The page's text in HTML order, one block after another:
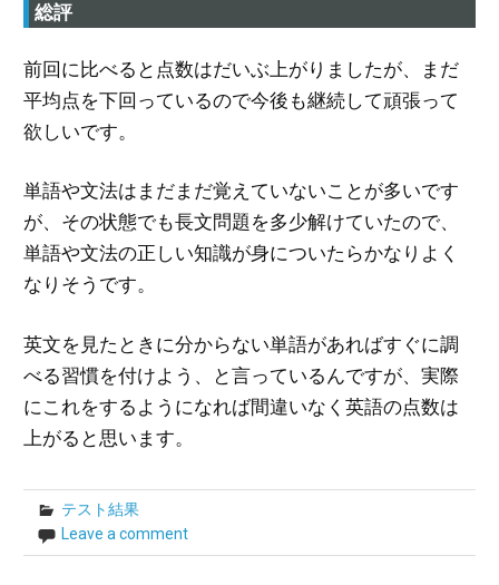
総評
前回に比べると点数はだいぶ上がりましたが、まだ
平均点を下回っているので今後も継続して頑張って
欲しいです。
単語や文法はまだまだ覚えていないことが多いです
が、その状態でも長文問題を多少解けていたので、
単語や文法の正しい知識が身についたらかなりよく
なりそうです。
英文を見たときに分からない単語があればすぐに調
べる習慣を付けよう、と言っているんですが、実際
にこれをするようになれば間違いなく英語の点数は
上がると思います。
テスト結果
Leave a comment